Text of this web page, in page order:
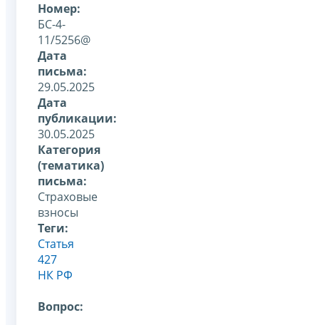
Номер:
БС-4-
11/5256@
Дата
письма:
29.05.2025
Дата
публикации:
30.05.2025
Категория
(тематика)
письма:
Страховые
взносы
Теги:
Статья
427
НК РФ
Вопрос: